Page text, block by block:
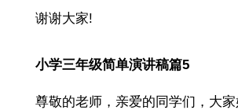
谢谢大家!
小学三年级简单演讲稿篇5
尊敬的老师，亲爱的同学们，大家